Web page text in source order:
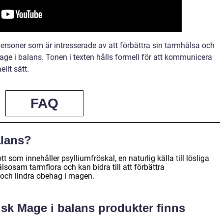
som är intresserade av att förbättra sin tarmhälsa och
i balans. Tonen i texten hålls formell för att kommunicera
sätt.
FAQ
som innehåller psylliumfröskal, en naturlig källa till lösliga
tarmflora och kan bidra till att förbättra
lindra obehag i magen.
Mage i balans produkter finns